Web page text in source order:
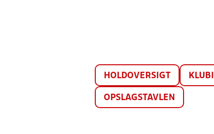
HOLDOVERSIGT
OPSLAGSTAVLEN